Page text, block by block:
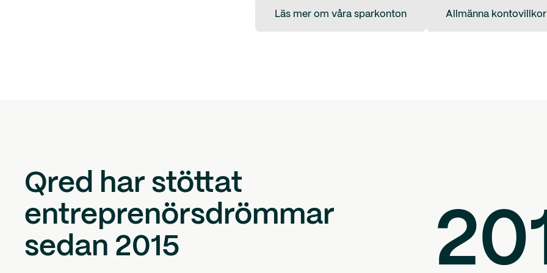
Läs mer om våra sparkonton Allmänna kontovillkor
Qred har stöttat
entreprenörsdrömmar
sedan 2015